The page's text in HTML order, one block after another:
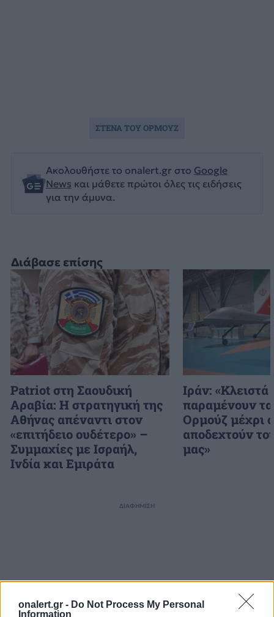
onalert.gr - Do Not Process My Personal
Information
Διάβασε επίσης
Patriot στη Σαουδική
Αραβία: Η στρατηγική της
Αθήνας απέναντι στον
«επιτήδειο ουδέτερο» –
Συμμαχίες με Ισραήλ,
Ινδία και Εμιράτα
Ιράν: «Κλειστά
παραμένουν
Ορμούζ μέχρι
αποδεχτούν
μας»
Ακολουθήστε το onalert.gr στο Google
News και μάθετε πρώτοι όλες τις ειδήσεις
για την άμυνα.
ΣΤΕΝΑ ΤΟΥ ΟΡΜΟΥΖ
ΔΙΑΦΗΜΙΣΗ